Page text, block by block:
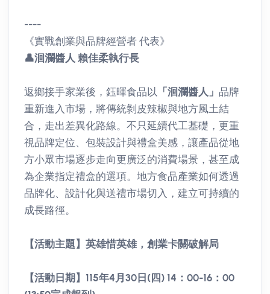
----
《實戰創業與品牌經營者 代表》
👤洄瀾醬人 賴佳柔執行長
返鄉接手家業後，鈺暉食品以 「洄瀾醬人」 品牌
重新進入市場，將傳統剝皮辣椒與地方風土結
合，走出差異化路線。不只延續代工基礎，更重
視品牌定位、包裝設計與禮盒美感，讓產品從地
方小眾市場逐步走向更廣泛的消費場景，甚至成
為企業指定禮盒的選項。地方食品產業如何透過
品牌化、設計化與送禮市場切入，建立可持續的
成長路徑。
【活動主題】英雄惜英雄，創業卡關破解局
【活動日期】115年4月30日(四) 14：00-16：00